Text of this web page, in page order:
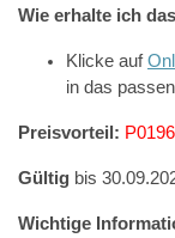
Wie erhalte ich
Klicke auf
in das
Preisvorteil:
Gültig bis
Wichtige